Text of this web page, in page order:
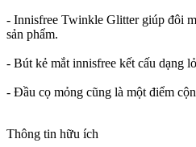
- Innisfree Twinkle Glitter giúp đôi
sản phẩm.
- Bút kẻ mắt innisfree kết cấu dạng
- Đầu cọ mỏng cũng là một điểm
Thông tin hữu ích